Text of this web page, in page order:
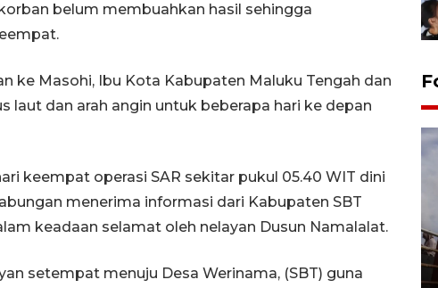
belum membuahkan hasil sehingga
ke Masohi, Ibu Kota Kabupaten Maluku Tengah dan
laut dan arah angin untuk beberapa hari ke depan
keempat operasi SAR sekitar pukul 05.40 WIT dini
menerima informasi dari Kabupaten SBT
keadaan selamat oleh nelayan Dusun Namalalat.
setempat menuju Desa Werinama, (SBT) guna
Unjuk rasa protes penataan